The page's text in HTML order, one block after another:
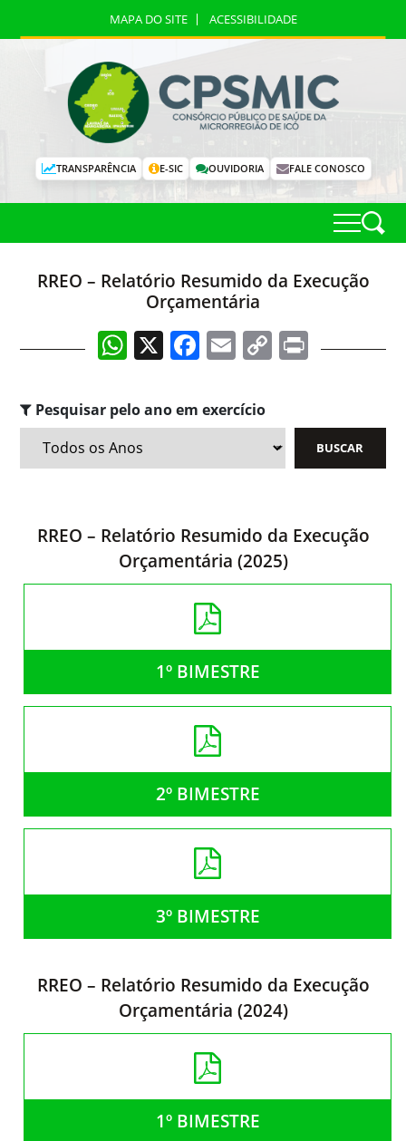
MAPA DO SITE ACESSIBILIDADE
TRANSPARÊNCIA E-SIC OUVIDORIA FALE CONOSCO
RREO – Relatório Resumido da Execução
Orçamentária
WhatsApp
X Facebook
EmailCopyPrint
Pesquisar pelo ano em exercício
RREO – Relatório Resumido da Execução
Orçamentária (2025)
1º BIMESTRE
2º BIMESTRE
3º BIMESTRE
RREO – Relatório Resumido da Execução
Orçamentária (2024)
1º BIMESTRE